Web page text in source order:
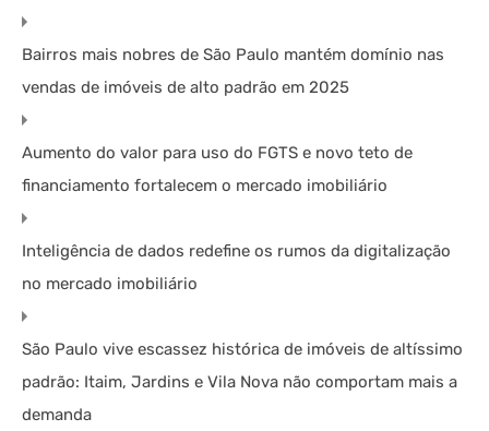
Bairros mais nobres de São Paulo mantém domínio nas
vendas de imóveis de alto padrão em 2025
Aumento do valor para uso do FGTS e novo teto de
financiamento fortalecem o mercado imobiliário
Inteligência de dados redefine os rumos da digitalização
no mercado imobiliário
São Paulo vive escassez histórica de imóveis de altíssimo
padrão: Itaim, Jardins e Vila Nova não comportam mais a
demanda